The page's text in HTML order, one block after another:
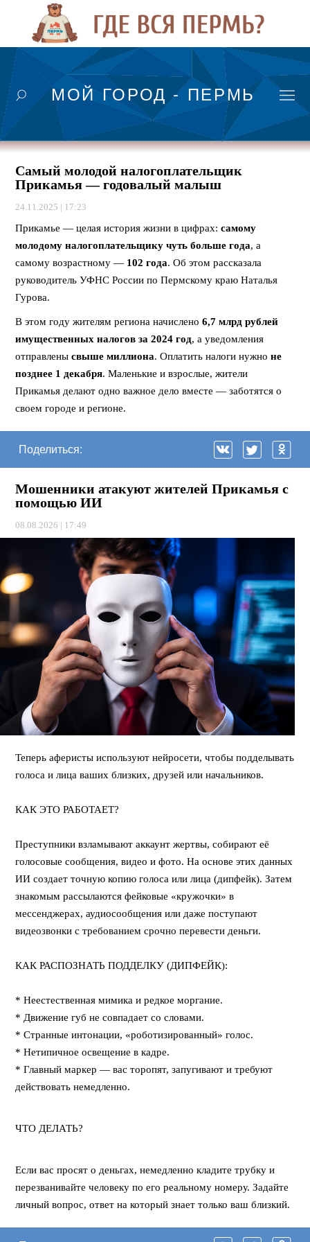
МОЙ ГОРОД - ПЕРМЬ
Самый молодой налогоплательщик
Прикамья — годовалый малыш
24.11.2025 | 17:23
Прикамье — целая история жизни в цифрах:самому
молодому налогоплательщику чуть больше года, а
самому возрастному — 102 года. Об этом рассказала
руководитель УФНС России по Пермскому краю Наталья
Гурова.
В этом году жителям региона начислено6,7 млрд рублей
имущественных налогов за 2024 год, а уведомления
отправленысвыше миллиона. Оплатить налоги нужноне
позднее 1 декабря. Маленькие и взрослые, жители
Прикамья делают одно важное дело вместе — заботятся о
своем городе и регионе.
Поделиться:
Мошенники атакуют жителей Прикамья с
помощью ИИ
08.08.2026 | 17:49
Теперь аферисты используют нейросети, чтобы подделывать
голоса и лица ваших близких, друзей или начальников.
КАК ЭТО РАБОТАЕТ?
Преступники взламывают аккаунт жертвы, собирают её
голосовые сообщения, видео и фото. На основе этих данных
ИИ создает точную копию голоса или лица (дипфейк). Затем
знакомым рассылаются фейковые «кружочки» в
мессенджерах, аудиосообщения или даже поступают
видеозвонки с требованием срочно перевести деньги.
КАК РАСПОЗНАТЬ ПОДДЕЛКУ (ДИПФЕЙК):
* Неестественная мимика и редкое моргание.
* Движение губ не совпадает со словами.
* Странные интонации, «роботизированный» голос.
* Нетипичное освещение в кадре.
* Главный маркер — вас торопят, запугивают и требуют
действовать немедленно.
ЧТО ДЕЛАТЬ?
Если вас просят о деньгах, немедленно кладите трубку и
перезванивайте человеку по его реальному номеру. Задайте
личный вопрос, ответ на который знает только ваш близкий.